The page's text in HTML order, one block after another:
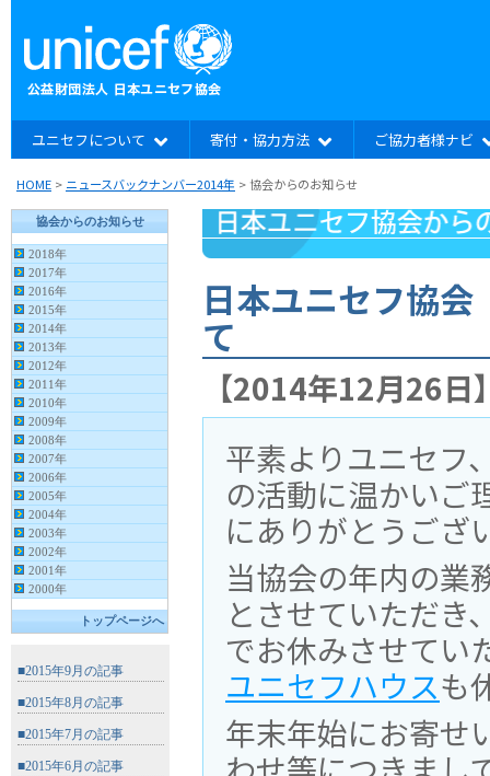
ユニセフについて 寄付・協力方法 ご協力者様ナビ
HOME > ニュースバックナンバー2014年 >協会からのお知らせ
日本ユニセフ協
て
【2014年12月26日
平素よりユニセフ
の活動に温かいご
にありがとうござ
当協会の年内の業
とさせていただき
でお休みさせてい
ユニセフハウスも
年末年始にお寄せ